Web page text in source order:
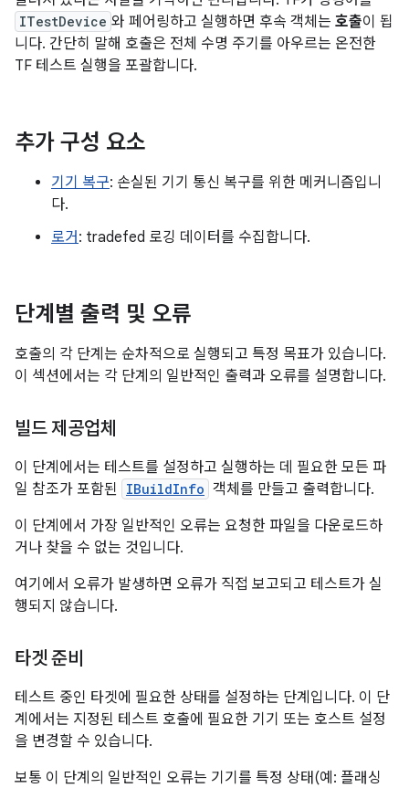
ITestDevice 와 페어링하고 실행하면 후속 객체는 호출이 됩
니다. 간단히 말해 호출은 전체 수명 주기를 아우르는 온전한
TF 테스트 실행을 포괄합니다.
추가 구성 요소
기기 복구: 손실된 기기 통신 복구를 위한 메커니즘입니
다.
로거 : tradefed 로깅 데이터를 수집합니다.
단계별 출력 및 오류
호출의 각 단계는 순차적으로 실행되고 특정 목표가 있습니다.
이 섹션에서는 각 단계의 일반적인 출력과 오류를 설명합니다.
빌드 제공업체
이 단계에서는 테스트를 설정하고 실행하는 데 필요한 모든 파
일 참조가 포함된 IBuildInfo 객체를 만들고 출력합니다.
이 단계에서 가장 일반적인 오류는 요청한 파일을 다운로드하
거나 찾을 수 없는 것입니다.
여기에서 오류가 발생하면 오류가 직접 보고되고 테스트가 실
행되지 않습니다.
타겟 준비
테스트 중인 타겟에 필요한 상태를 설정하는 단계입니다. 이 단
계에서는 지정된 테스트 호출에 필요한 기기 또는 호스트 설정
을 변경할 수 있습니다.
보통 이 단계의 일반적인 오류는 기기를 특정 상태(예: 플래싱